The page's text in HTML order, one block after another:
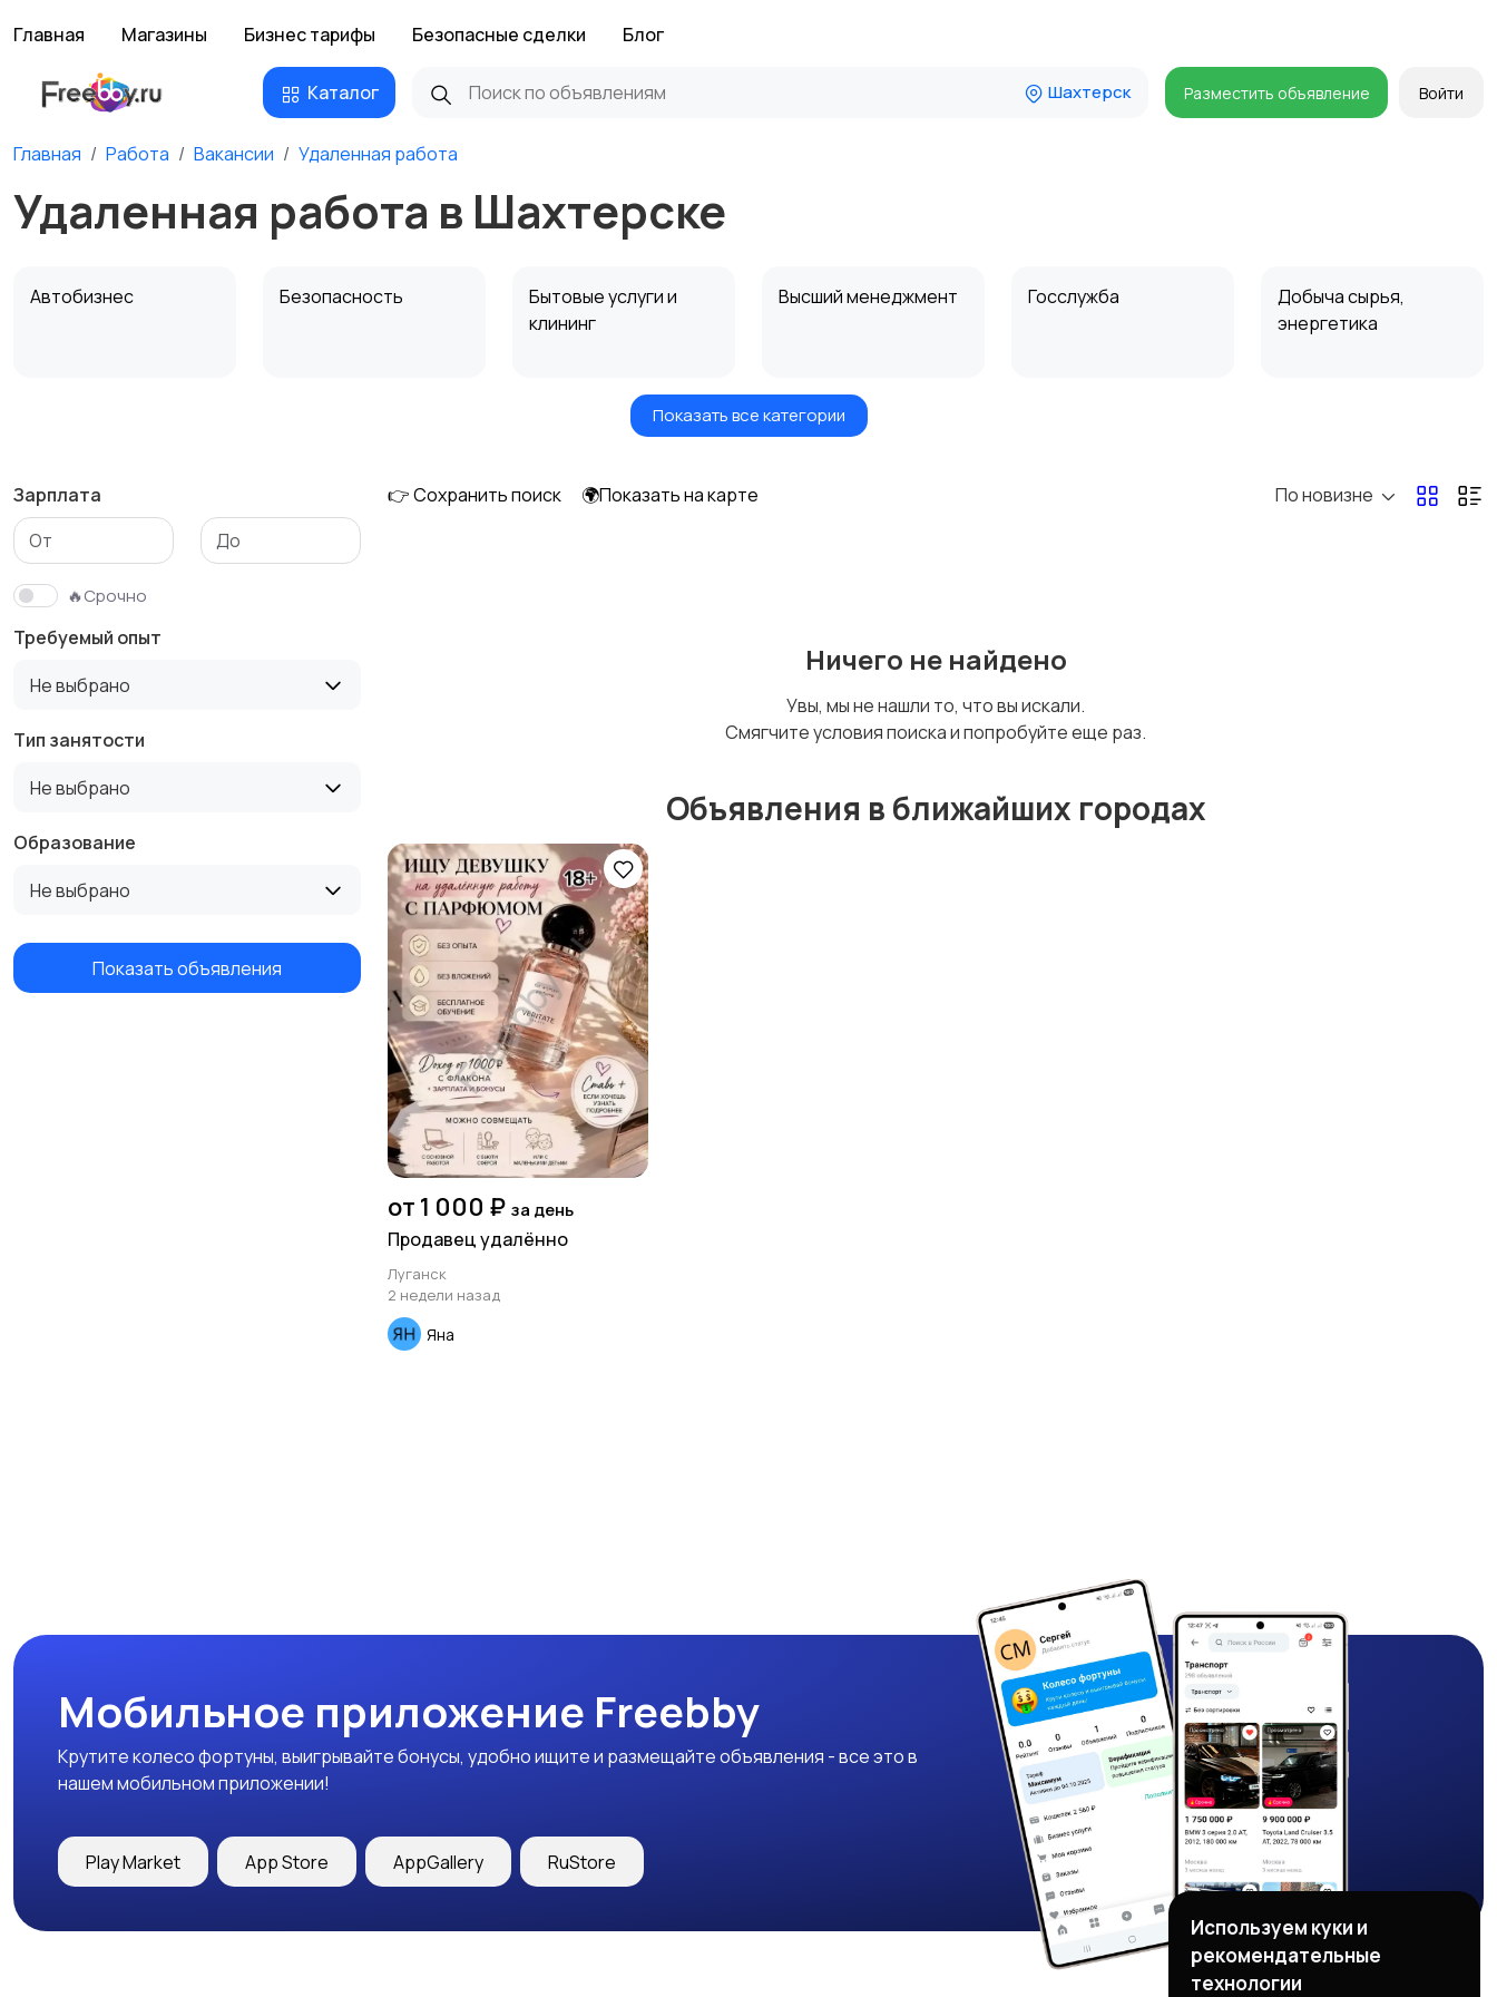
Главная Магазины Бизнес тарифы Безопасные сделки Блог
Каталог Шахтерск Разместить объявление Войти
Главная Работа Вакансии Удаленная работа
Удаленная работа в Шахтерске
Автобизнес Безопасность
Бытовые услуги и
клининг
Высший менеджмент Госслужба
Добыча сырья,
энергетика
Информационные
Искусство и
Медицина Начало карьеры
Производство
Рестораны и
Финансы Юриспруденция
Показать все категории
Зарплата
🔥Срочно
Требуемый опыт
Не выбрано
Тип занятости
Не выбрано
Образование
Не выбрано
Показать объявления
👉 Сохранить поиск 🌍Показать на карте По новизне
Ничего не найдено
Увы, мы не нашли то, что вы искали.
Смягчите условия поиска и попробуйте еще раз.
Объявления в ближайших городах
от 1 000 ₽ за день
Продавец удалённо
Луганск
2 недели назад
Яна
Мобильное приложение Freebby
Крутите колесо фортуны, выигрывайте бонусы, удобно ищите и размещайте объявления - все это в
нашем мобильном приложении!
Play Market App Store AppGallery RuStore
Используем куки и
рекомендательные
технологии